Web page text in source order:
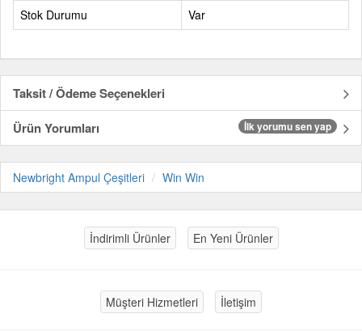
Stok Durumu
Var
Taksit / Ödeme Seçenekleri
Ürün Yorumları
İlk yorumu sen yap
Newbright Ampul Çeşitleri Win Win
İndirimli Ürünler En Yeni Ürünler
Müşteri Hizmetleri İletişim